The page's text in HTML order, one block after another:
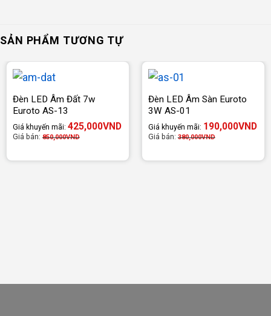
SẢN PHẨM TƯƠNG TỰ
Đèn LED Âm Đất 7w
Euroto AS-13
Giá khuyến mãi: 425,000VND
Giá bán:850,000VND
Đèn LED Âm Sàn Euroto
3W AS-01
Giá khuyến mãi: 190,000VND
Giá bán:380,000VND